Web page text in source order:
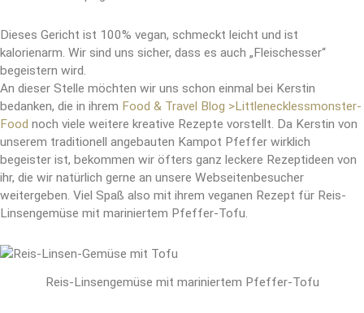
Dieses Gericht ist 100% vegan, schmeckt leicht und ist
kalorienarm. Wir sind uns sicher, dass es auch „Fleischesser“
begeistern wird.
An dieser Stelle möchten wir uns schon einmal bei Kerstin
bedanken, die in ihrem Food & Travel Blog >Littlenecklessmonster-
Food noch viele weitere kreative Rezepte vorstellt. Da Kerstin von
unserem traditionell angebauten Kampot Pfeffer wirklich
begeister ist, bekommen wir öfters ganz leckere Rezeptideen von
ihr, die wir natürlich gerne an unsere Webseitenbesucher
weitergeben. Viel Spaß also mit ihrem veganen Rezept für Reis-
Linsengemüse mit mariniertem Pfeffer-Tofu.
Reis-Linsengemüse mit mariniertem Pfeffer-Tofu